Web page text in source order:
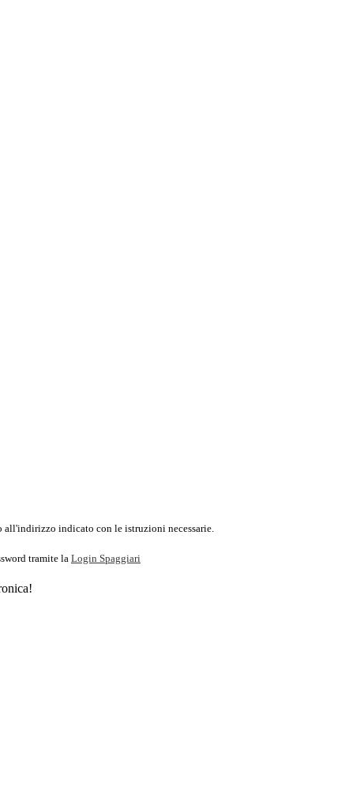
all'indirizzo indicato con le istruzioni necessarie.
tramite la Login Spaggiari